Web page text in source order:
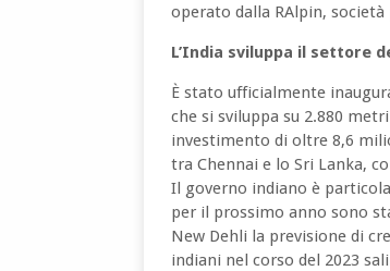
operato dalla RAlpin, società
L’India sviluppa il settore
È stato ufficialmente
che si sviluppa su 2.880
investimento di oltre 8,6
tra Chennai e lo Sri Lanka,
Il governo indiano è
per il prossimo anno sono
New Dehli la previsione di
indiani nel corso del 2023